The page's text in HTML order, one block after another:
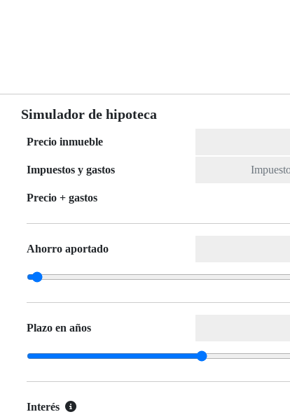
Simulador de hipoteca
Precio inmueble
Impuestos y gastos
Precio + gastos
Ahorro aportado
Plazo en años
Interés